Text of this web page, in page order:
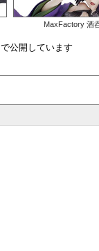
MaxFactory 酒
で公開しています